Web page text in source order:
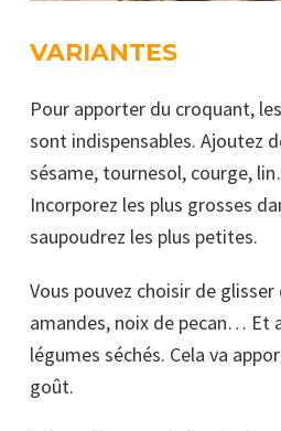
VARIANTES
Pour apporter du croquant,
sont indispensables. Ajoutez
sésame, tournesol, courge,
Incorporez les plus grosses
saupoudrez les plus petites.
Vous pouvez choisir de
amandes, noix de pecan… Et
légumes séchés. Cela va
goût.